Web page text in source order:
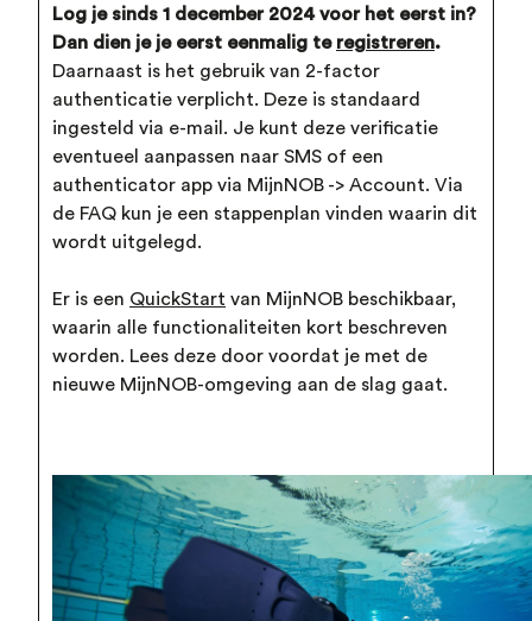
Log je sinds 1 december 2024 voor het eerst in?
Dan dien je je eerst eenmalig te registreren.
Daarnaast is het gebruik van 2-factor
authenticatie verplicht. Deze is standaard
ingesteld via e-mail. Je kunt deze verificatie
eventueel aanpassen naar SMS of een
authenticator app via MijnNOB -> Account. Via
de FAQ kun je een stappenplan vinden waarin dit
wordt uitgelegd.
Er is een QuickStart van MijnNOB beschikbaar,
waarin alle functionaliteiten kort beschreven
worden. Lees deze door voordat je met de
nieuwe MijnNOB-omgeving aan de slag gaat.